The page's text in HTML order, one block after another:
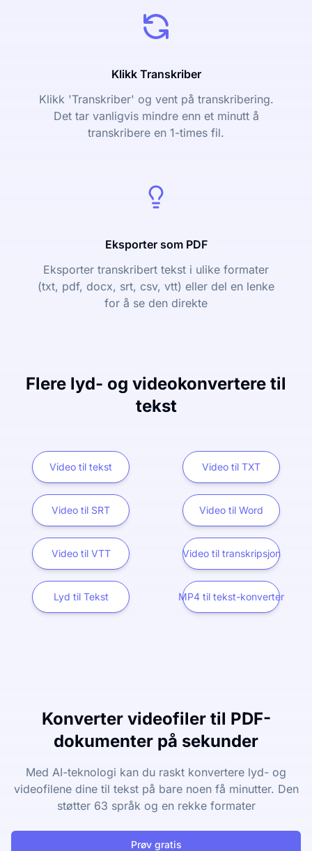
Klikk Transkriber
Klikk 'Transkriber' og vent på transkribering.
Det tar vanligvis mindre enn et minutt å
transkribere en 1-times fil.
Eksporter som PDF
Eksporter transkribert tekst i ulike formater
(txt, pdf, docx, srt, csv, vtt) eller del en lenke
for å se den direkte
Flere lyd- og videokonvertere til
tekst
Video til tekst Video til TXT
Video til SRT Video til Word
Video til VTT Video til transkripsjon
Lyd til Tekst MP4 til tekst-konverter
Konverter videofiler til PDF-
dokumenter på sekunder
Med AI-teknologi kan du raskt konvertere lyd- og
videofilene dine til tekst på bare noen få minutter. Den
støtter 63 språk og en rekke formater
Prøv gratis